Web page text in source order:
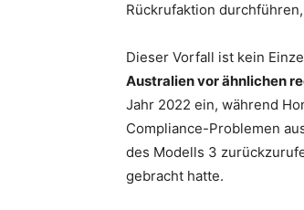
Rückrufaktion
Dieser Vorfall ist kein
Australien vor ähnlichen
Jahr 2022 ein, während
Compliance-Problemen
des Modells 3
gebracht hatte.